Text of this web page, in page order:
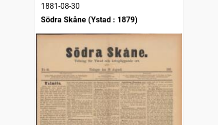
1881-08-30
Södra Skåne (Ystad : 1879)